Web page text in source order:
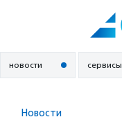
новости сервисы
Новости